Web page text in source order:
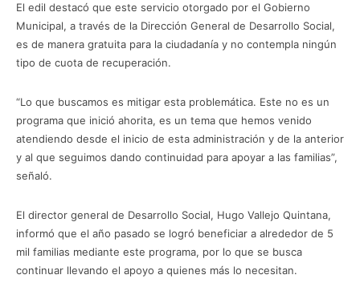
El edil destacó que este servicio otorgado por el Gobierno
Municipal, a través de la Dirección General de Desarrollo Social,
es de manera gratuita para la ciudadanía y no contempla ningún
tipo de cuota de recuperación.
“Lo que buscamos es mitigar esta problemática. Este no es un
programa que inició ahorita, es un tema que hemos venido
atendiendo desde el inicio de esta administración y de la anterior
y al que seguimos dando continuidad para apoyar a las familias”,
señaló.
El director general de Desarrollo Social, Hugo Vallejo Quintana,
informó que el año pasado se logró beneficiar a alrededor de 5
mil familias mediante este programa, por lo que se busca
continuar llevando el apoyo a quienes más lo necesitan.